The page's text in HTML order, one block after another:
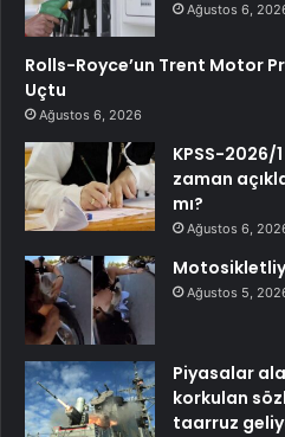
Ağustos 6,
Rolls-Royce’un Trent Motor
Uçtu
Ağustos 6, 2026
KPSS-2026/
zaman
mı?
Ağustos 6,
Ağustos 5,
Piyasalar
korkulan
taarruz